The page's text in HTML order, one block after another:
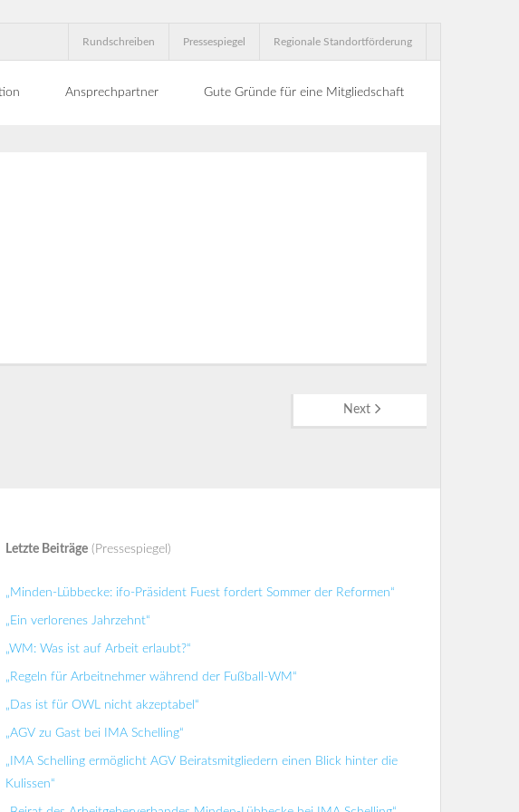
Rundschreiben Pressespiegel Regionale Standortförderung
Ansprechpartner Gute Gründe für eine Mitgliedschaft
Next
Letzte Beiträge(Pressespiegel)
„Minden-Lübbecke: ifo-Präsident Fuest fordert Sommer der Reformen“
„Ein verlorenes Jahrzehnt“
„WM: Was ist auf Arbeit erlaubt?“
„Regeln für Arbeitnehmer während der Fußball-WM“
„Das ist für OWL nicht akzeptabel“
„AGV zu Gast bei IMA Schelling“
„IMA Schelling ermöglicht AGV Beiratsmitgliedern einen Blick hinter die
Kulissen“